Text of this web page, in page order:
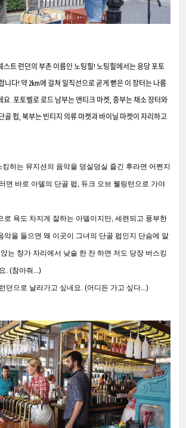
스트 런던의 부촌 이름인 노팅힐! 노팅힐에서는 응당 포토
니다! 약 2km에 걸쳐 일직선으로 곧게 뻗은 이 장터는 나름
요. 포토벨로 로드 남부는 앤티크 마켓, 중부는 채소 장터와
골 펍, 북부는 빈티지 의류 마켓과 바이닐 마켓이 자리하고
하는 뮤지션의 음악을 덩실덩실 즐긴 후라면 어쩐지
면 바로 아델의 단골 펍, 듀크 오브 웰링턴으로 가야
로 욕도 차지게 잘하는 아델이지만, 세련되고 풍부한
악을 들으면 왜 이곳이 그녀의 단골 펍인지 단숨에 알
는 창가 자리에서 낮술 한 잔 하면 저도 당장 버스킹
. (참아줘...)
던으로 날라가고 싶네요. (어디든 가고 싶다...)